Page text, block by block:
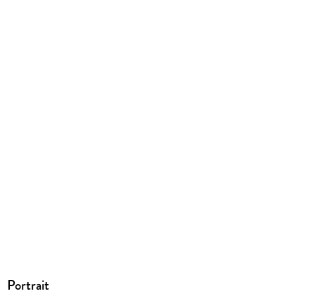
Portrait